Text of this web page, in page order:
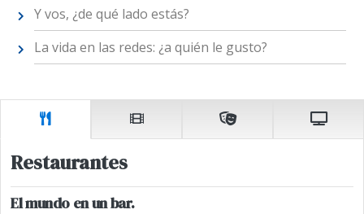
Y vos, ¿de qué lado estás?
La vida en las redes: ¿a quién le gusto?
Restaurantes
El mundo en un bar.